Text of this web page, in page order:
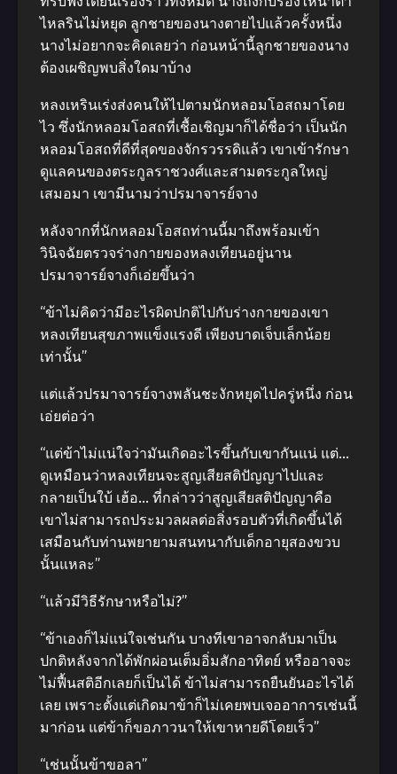
ไหลรินไม่หยุด ลูกชายของนางตายไปแล้วครั้งหนึ่ง
นางไม่อยากจะคิดเลยว่า ก่อนหน้านี้ลูกชายของนาง
ต้องเผชิญพบสิ่งใดมาบ้าง
หลงเหรินเร่งส่งคนให้ไปตามนักหลอมโอสถมาโดย
ไว ซึ่งนักหลอมโอสถที่เชื้อเชิญมาก็ได้ชื่อว่า เป็นนัก
หลอมโอสถที่ดีที่สุดของจักรวรรดิแล้ว เขาเข้ารักษา
ดูแลคนของตระกูลราชวงศ์และสามตระกูลใหญ่
เสมอมา เขามีนามว่าปรมาจารย์จาง
หลังจากที่นักหลอมโอสถท่านนี้มาถึงพร้อมเข้า
วินิจฉัยตรวจร่างกายของหลงเทียนอยู่นาน
ปรมาจารย์จางก็เอ่ยขึ้นว่า
“ข้าไม่คิดว่ามีอะไรผิดปกติไปกับร่างกายของเขา
หลงเทียนสุขภาพแข็งแรงดี เพียงบาดเจ็บเล็กน้อย
เท่านั้น”
แต่แล้วปรมาจารย์จางพลันชะงักหยุดไปครู่หนึ่ง ก่อน
เอ่ยต่อว่า
“แต่ข้าไม่แน่ใจว่ามันเกิดอะไรขึ้นกับเขากันแน่ แต่…
ดูเหมือนว่าหลงเทียนจะสูญเสียสติปัญญาไปและ
กลายเป็นใบ้ เฮ้อ… ที่กล่าวว่าสูญเสียสติปัญญาคือ
เขาไม่สามารถประมวลผลต่อสิ่งรอบตัวที่เกิดขึ้นได้
เสมือนกับท่านพยายามสนทนากับเด็กอายุสองขวบ
นั้นแหละ”
“แล้วมีวิธีรักษาหรือไม่?”
“ข้าเองก็ไม่แน่ใจเช่นกัน บางทีเขาอาจกลับมาเป็น
ปกติหลังจากได้พักผ่อนเต็มอิ่มสักอาทิตย์ หรืออาจจะ
ไม่ฟื้นสติอีกเลยก็เป็นได้ ข้าไม่สามารถยืนยันอะไรได้
เลย เพราะตั้งแต่เกิดมาข้าก็ไม่เคยพบเจออาการเช่นนี้
มาก่อน แต่ข้าก็ขอภาวนาให้เขาหายดีโดยเร็ว”
“เช่นนั้นข้าขอลา”